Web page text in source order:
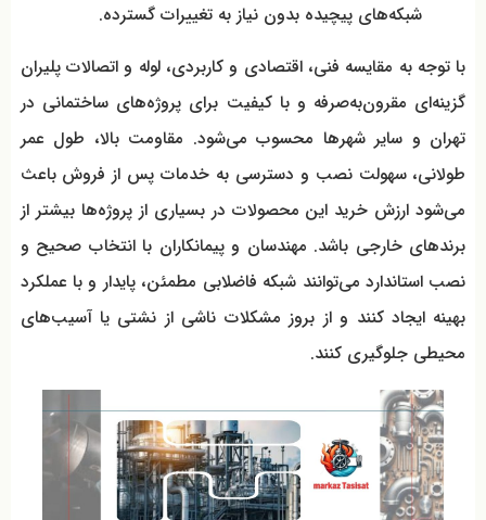
شبکه‌های پیچیده بدون نیاز به تغییرات گسترده.
با توجه به مقایسه فنی، اقتصادی و کاربردی، لوله و اتصالات پلیران
گزینه‌ای مقرون‌به‌صرفه و با کیفیت برای پروژه‌های ساختمانی در
تهران و سایر شهرها محسوب می‌شود. مقاومت بالا، طول عمر
طولانی، سهولت نصب و دسترسی به خدمات پس از فروش باعث
می‌شود ارزش خرید این محصولات در بسیاری از پروژه‌ها بیشتر از
برندهای خارجی باشد. مهندسان و پیمانکاران با انتخاب صحیح و
نصب استاندارد می‌توانند شبکه فاضلابی مطمئن، پایدار و با عملکرد
بهینه ایجاد کنند و از بروز مشکلات ناشی از نشتی یا آسیب‌های
محیطی جلوگیری کنند.